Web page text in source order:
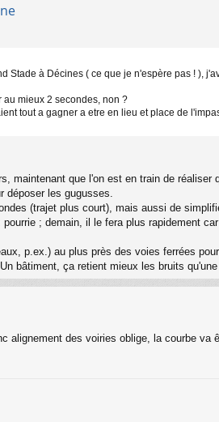
Stade à Décines ( ce que je n'espère pas ! ),
mieux 2 secondes, non ?
tout a gagner a etre en lieu et place de
maintenant que l'on est en train de
déposer les gugusses.
(trajet plus court), mais aussi de
; demain, il le fera plus rapidement
p.ex.) au plus près des voies ferrées
bâtiment, ça retient mieux les bruits
alignement des voiries oblige, la courbe